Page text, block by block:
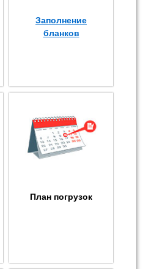
Заполнение
бланков
План погрузок